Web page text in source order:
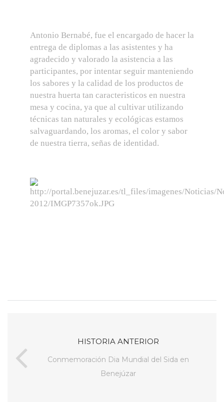
Antonio Bernabé, fue el encargado de hacer la
entrega de diplomas a las asistentes y ha
agradecido y valorado la asistencia a las
participantes, por intentar seguir manteniendo
los sabores y la calidad de los productos de
nuestra huerta tan caracteristicos en nuestra
mesa y cocina, ya que al cultivar utilizando
técnicas tan naturales y ecológicas estamos
salvaguardando, los aromas, el color y sabor
de nuestra tierra, señas de identidad.
HISTORIA ANTERIOR
Conmemoración Dia Mundial del Sida en
Benejúzar